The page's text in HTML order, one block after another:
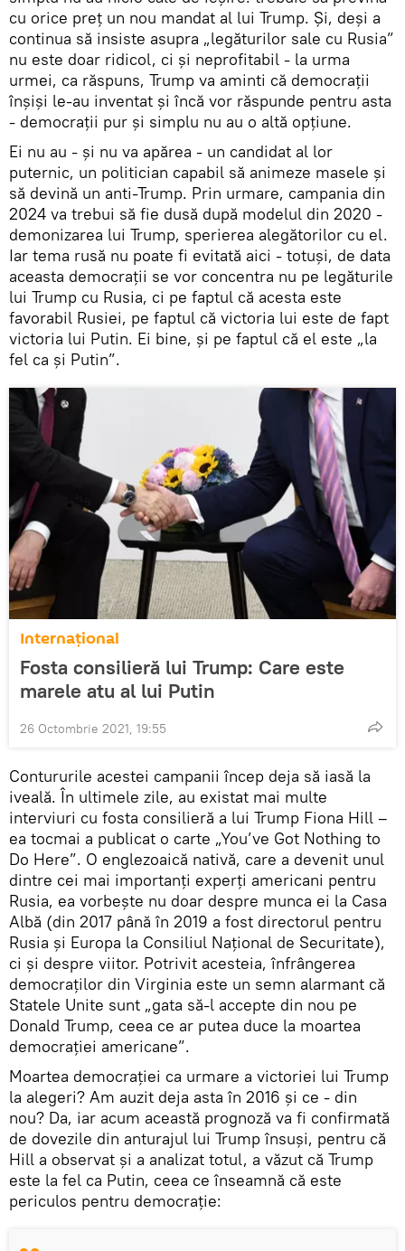
cu orice preț un nou mandat al lui Trump. Și, deși a
continua să insiste asupra „legăturilor sale cu Rusia”
nu este doar ridicol, ci și neprofitabil - la urma
urmei, ca răspuns, Trump va aminti că democrații
înșiși le-au inventat și încă vor răspunde pentru asta
- democrații pur și simplu nu au o altă opțiune.
Ei nu au - și nu va apărea - un candidat al lor
puternic, un politician capabil să animeze masele și
să devină un anti-Trump. Prin urmare, campania din
2024 va trebui să fie dusă după modelul din 2020 -
demonizarea lui Trump, sperierea alegătorilor cu el.
Iar tema rusă nu poate fi evitată aici - totuși, de data
aceasta democrații se vor concentra nu pe legăturile
lui Trump cu Rusia, ci pe faptul că acesta este
favorabil Rusiei, pe faptul că victoria lui este de fapt
victoria lui Putin. Ei bine, și pe faptul că el este „la
fel ca și Putin”.
Internaţional
Fosta consilieră lui Trump: Care este
marele atu al lui Putin
26 Octombrie 2021, 19:55
Contururile acestei campanii încep deja să iasă la
iveală. În ultimele zile, au existat mai multe
interviuri cu fosta consilieră a lui Trump Fiona Hill –
ea tocmai a publicat o carte „You’ve Got Nothing to
Do Here”. O englezoaică nativă, care a devenit unul
dintre cei mai importanți experți americani pentru
Rusia, ea vorbește nu doar despre munca ei la Casa
Albă (din 2017 până în 2019 a fost directorul pentru
Rusia și Europa la Consiliul Național de Securitate),
ci și despre viitor. Potrivit acesteia, înfrângerea
democraților din Virginia este un semn alarmant că
Statele Unite sunt „gata să-l accepte din nou pe
Donald Trump, ceea ce ar putea duce la moartea
democrației americane”.
Moartea democrației ca urmare a victoriei lui Trump
la alegeri? Am auzit deja asta în 2016 și ce - din
nou? Da, iar acum această prognoză va fi confirmată
de dovezile din anturajul lui Trump însuși, pentru că
Hill a observat și a analizat totul, a văzut că Trump
este la fel ca Putin, ceea ce înseamnă că este
periculos pentru democrație: